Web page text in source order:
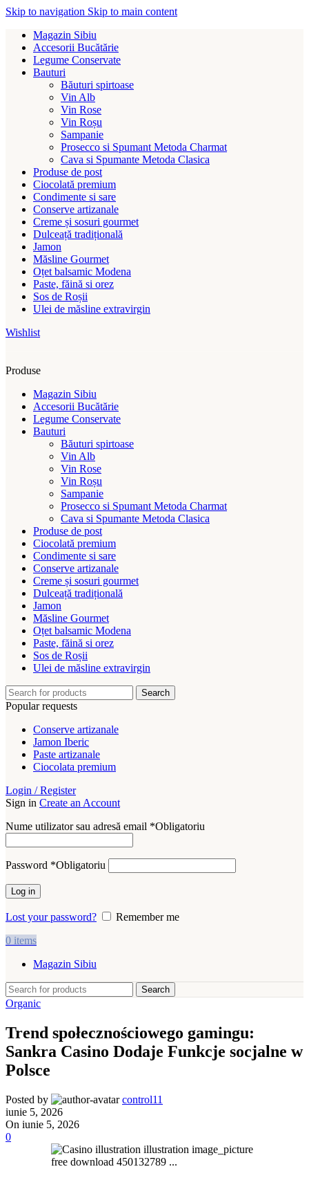
Skip to navigation Skip to main content
Magazin Sibiu
Accesorii Bucătărie
Legume Conservate
Bauturi
Băuturi spirtoase
Vin Alb
Vin Rose
Vin Roșu
Sampanie
Prosecco si Spumant Metoda Charmat
Cava si Spumante Metoda Clasica
Produse de post
Ciocolată premium
Condimente si sare
Conserve artizanale
Creme și sosuri gourmet
Dulceață tradițională
Jamon
Măsline Gourmet
Oțet balsamic Modena
Paste, făină si orez
Sos de Roșii
Ulei de măsline extravirgin
Wishlist
Produse
Magazin Sibiu
Accesorii Bucătărie
Legume Conservate
Bauturi
Băuturi spirtoase
Vin Alb
Vin Rose
Vin Roșu
Sampanie
Prosecco si Spumant Metoda Charmat
Cava si Spumante Metoda Clasica
Produse de post
Ciocolată premium
Condimente si sare
Conserve artizanale
Creme și sosuri gourmet
Dulceață tradițională
Jamon
Măsline Gourmet
Oțet balsamic Modena
Paste, făină si orez
Sos de Roșii
Ulei de măsline extravirgin
Search
Popular requests
Conserve artizanale
Jamon Iberic
Paste artizanale
Ciocolata premium
Login / Register
Sign in Create an Account
Nume utilizator sau adresă email *Obligatoriu
Password *Obligatoriu
Log in
Lost your password?
Remember me
0 items
Magazin Sibiu
Search
Organic
Trend społecznościowego gamingu:
Sankra Casino Dodaje Funkcje socjalne w
Polsce
Posted by
control11
iunie 5, 2026
On iunie 5, 2026
0